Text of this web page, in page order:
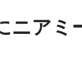
ニアミ